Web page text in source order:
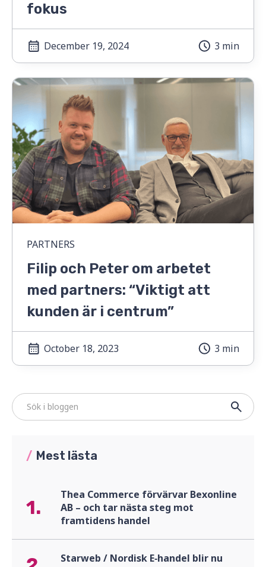
fokus
December 19, 2024 3 min
PARTNERS
Filip och Peter om arbetet
med partners: “Viktigt att
kunden är i centrum”
October 18, 2023 3 min
/ Mest lästa
1.
Thea Commerce förvärvar Bexonline
AB – och tar nästa steg mot
framtidens handel
Starweb / Nordisk E‑handel blir nu